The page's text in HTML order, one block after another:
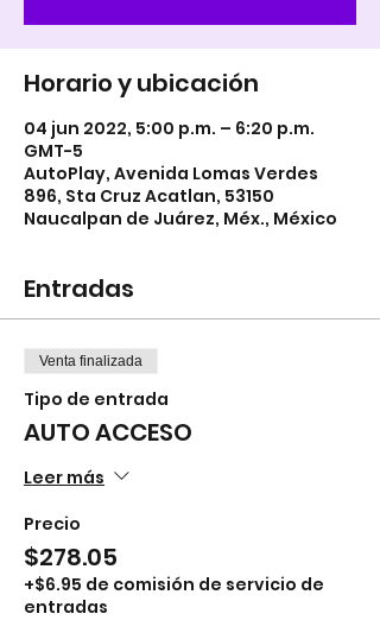
Horario y ubicación
04 jun 2022, 5:00 p.m. – 6:20 p.m.
GMT-5
AutoPlay, Avenida Lomas Verdes
896, Sta Cruz Acatlan, 53150
Naucalpan de Juárez, Méx., México
Entradas
Venta finalizada
Tipo de entrada
AUTO ACCESO
Leer más
Precio
$278.05
+$6.95 de comisión de servicio de
entradas